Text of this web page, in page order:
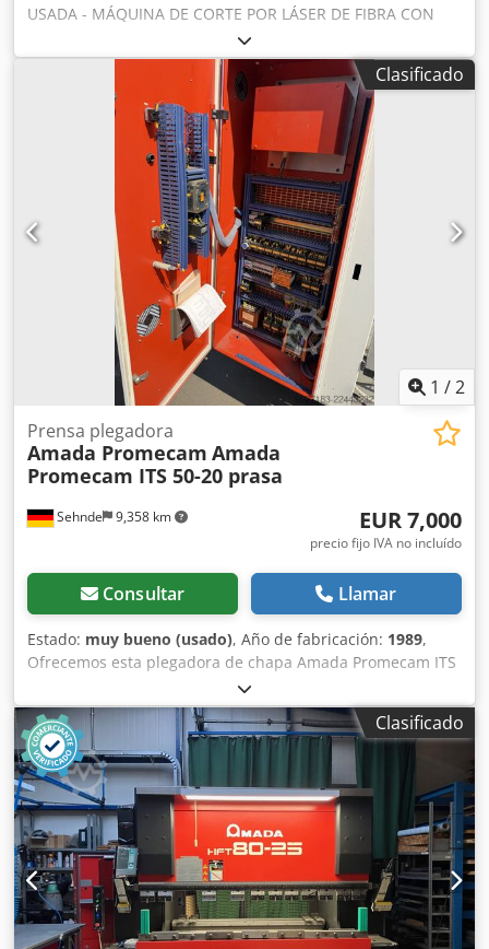
USADA - MÁQUINA DE CORTE POR LÁSER DE FIBRA CON
CAMBIADOR DE PALETAS Y SISTEMA DE CARGA/DESCARGA
Crjdovhc S Hepfx Akksf RECORRIDO DEL EJE X: 3270 mm
RECORRIDO DEL EJE Y: 1550 mm RECORRIDO DEL EJE Z: 100
mm ÁREA DE TRABAJO: 3070 x 1550 mm CARGA ADMITIDA
SOBRE LA MESA: 920 kg FUENTE: AJ2000 Fiber; 2000 W
UNIDAD DE CONTROL: AMADA AMNC3i PESO: 11200 kg
DIMENSIONES TOTALES: 10028 x 2900 x 2000 mm NOTA:
CON SISTEMA DE CARGA/DESCARGA LKI, modelo
LST3015FLC-AJ, año de fabricación 2013; CAMBIO
AUTOMÁTICO DE BOQUILLAS.
Clasificado
1 /2
Sehnde 9,358 km
Prensa plegadora
Amada Promecam Amada
Promecam ITS 50-20 prasa
EUR 7,000
precio fijo IVA no incluído
Consultar Llamar
Estado: muy bueno (usado), Año de fabricación: 1989,
Ofrecemos esta plegadora de chapa Amada Promecam ITS
50-20, en muy buen estado de conservación, fabricada en
1989. Fabricante: Amada Promecam Credpfxezp Siae Akkjf
Si tiene alguna pregunta o necesita más información, no
dude en enviarnos un mensaje o llamarnos.
Clasificado